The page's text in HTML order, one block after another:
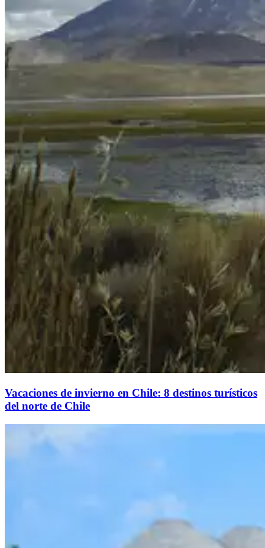
Vacaciones de invierno en Chile: 8 destinos turísticos
del norte de Chile